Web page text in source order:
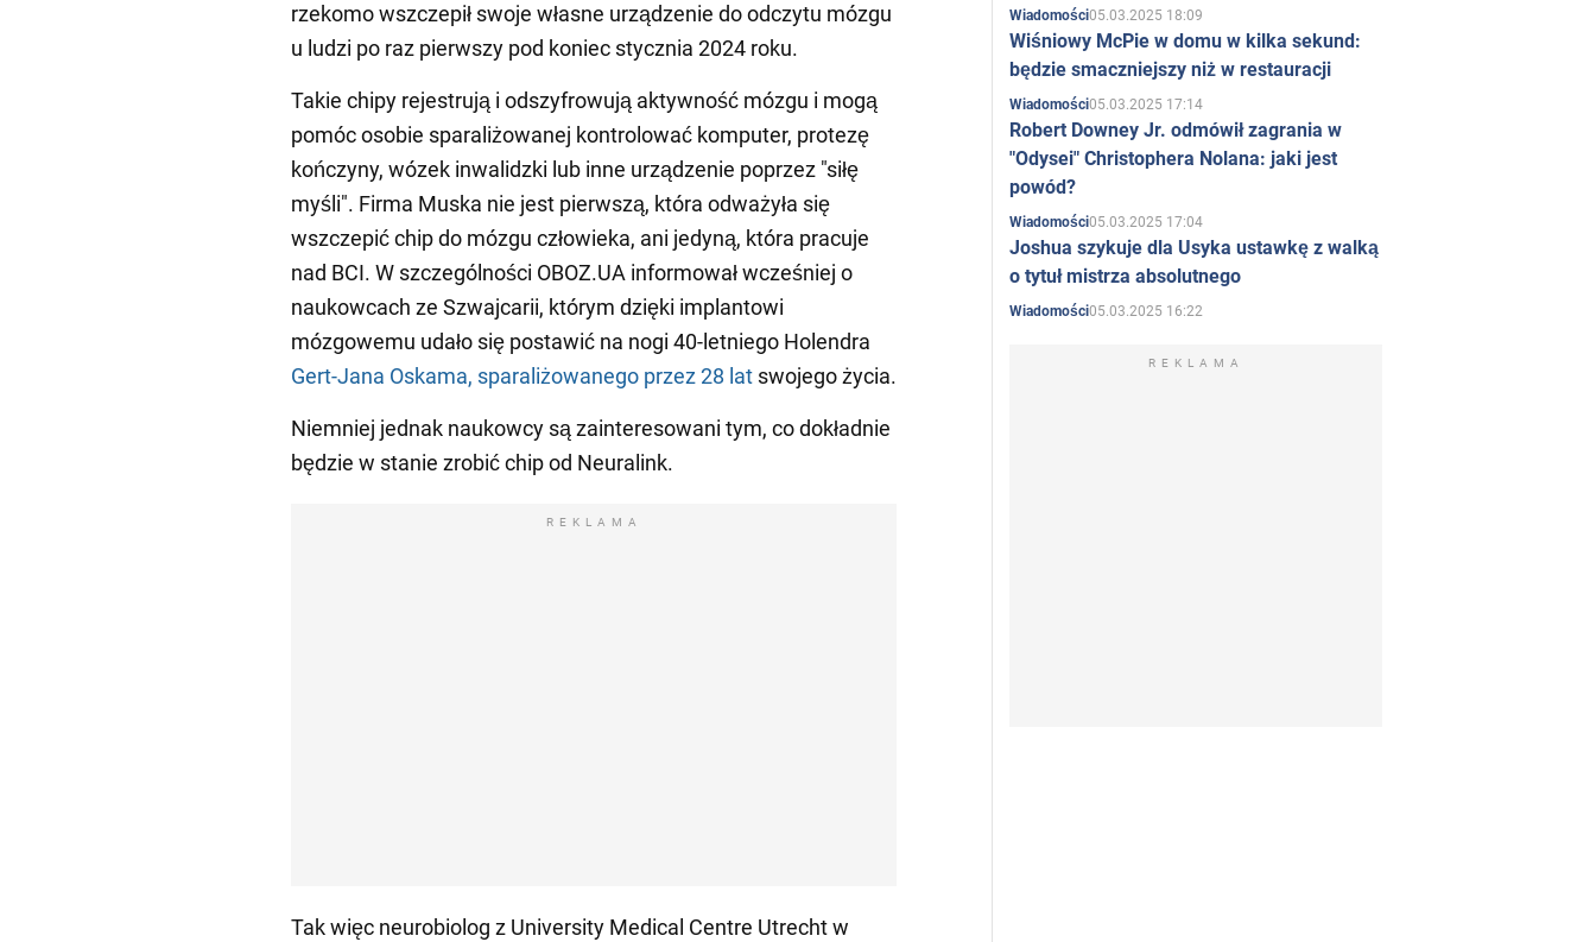
rzekomo wszczepił swoje własne urządzenie do odczytu mózgu
u ludzi po raz pierwszy pod koniec stycznia 2024 roku.
Takie chipy rejestrują i odszyfrowują aktywność mózgu i mogą
pomóc osobie sparaliżowanej kontrolować komputer, protezę
kończyny, wózek inwalidzki lub inne urządzenie poprzez "siłę
myśli". Firma Muska nie jest pierwszą, która odważyła się
wszczepić chip do mózgu człowieka, ani jedyną, która pracuje
nad BCI. W szczególności OBOZ.UA informował wcześniej o
naukowcach ze Szwajcarii, którym dzięki implantowi
mózgowemu udało się postawić na nogi 40-letniego Holendra
Gert-Jana Oskama, sparaliżowanego przez 28 lat swojego życia.
Niemniej jednak naukowcy są zainteresowani tym, co dokładnie
będzie w stanie zrobić chip od Neuralink.
REKLAMA
Tak więc neurobiolog z University Medical Centre Utrecht w
Wiadomości05.03.2025 18:09
Wiśniowy McPie w domu w kilka sekund:
będzie smaczniejszy niż w restauracji
Wiadomości05.03.2025 17:14
Robert Downey Jr. odmówił zagrania w
"Odysei" Christophera Nolana: jaki jest
powód?
Wiadomości05.03.2025 17:04
Joshua szykuje dla Usyka ustawkę z walką
o tytuł mistrza absolutnego
Wiadomości05.03.2025 16:22
REKLAMA